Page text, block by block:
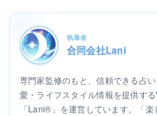
執筆者
合同会社Lani
専門家監修のもと、信頼できる占
愛・ライフスタイル情報を提供す
「Lani®」を運営しています。「